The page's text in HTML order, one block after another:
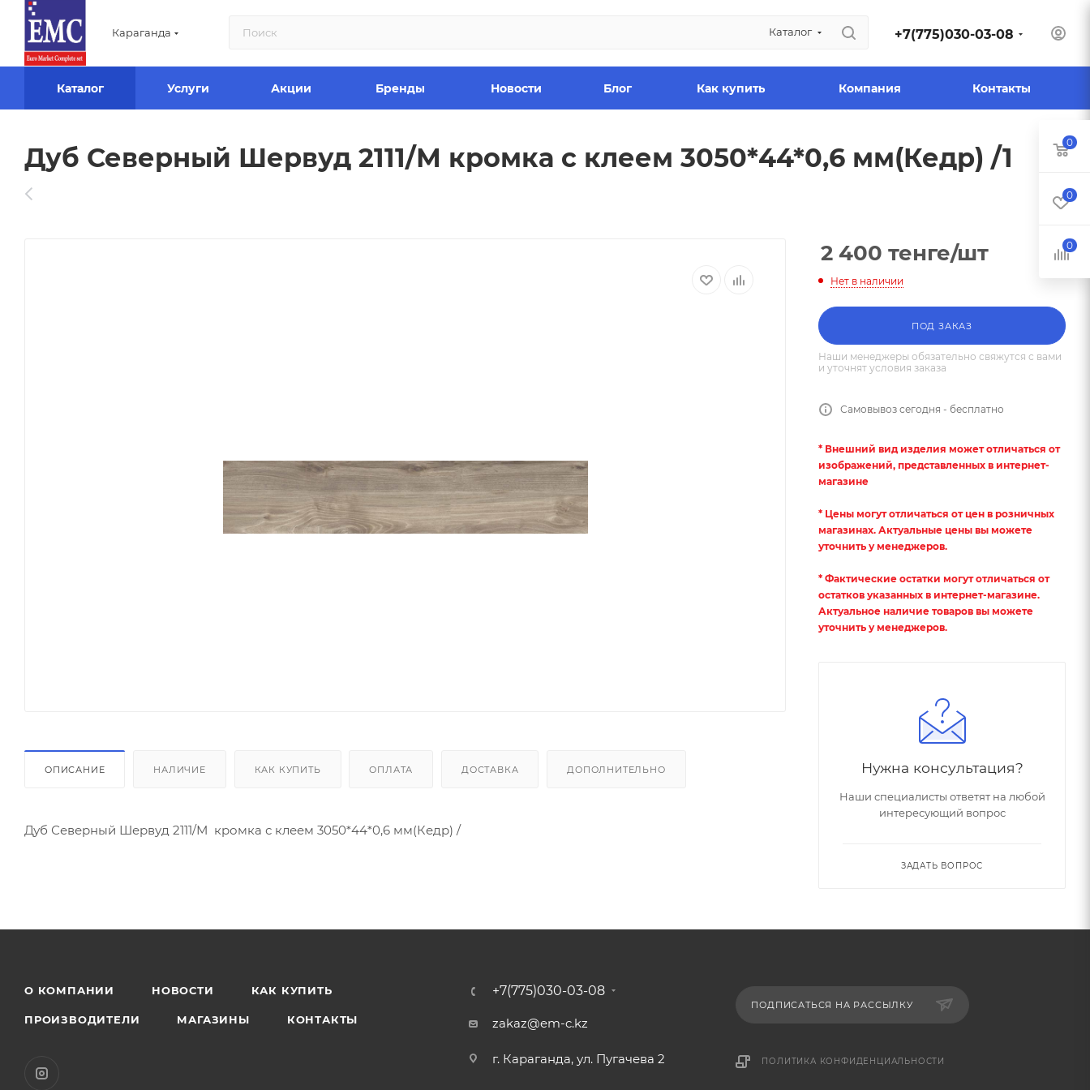
Караганда Каталог +7(775)030-03-08
Каталог Услуги Акции Бренды Новости Блог Как купить Компания Контакты
Дуб Северный Шервуд 2111/М кромка с клеем 3050*44*0,6 мм(Кедр) /1
ОПИСАНИЕ НАЛИЧИЕ КАК КУПИТЬ ОПЛАТА ДОСТАВКА ДОПОЛНИТЕЛЬНО
Дуб Северный Шервуд 2111/М кромка с клеем 3050*44*0,6 мм(Кедр) /
2 400 тенге/шт
Нет в наличии
ПОД ЗАКАЗ
Наши менеджеры обязательно свяжутся с вами
и уточнят условия заказа
Самовывоз сегодня - бесплатно
* Внешний вид изделия может отличаться от
изображений, представленных в интернет-
магазине
* Цены могут отличаться от цен в розничных
магазинах. Актуальные цены вы можете
уточнить у менеджеров.
* Фактические остатки могут отличаться от
остатков указанных в интернет-магазине.
Актуальное наличие товаров вы можете
уточнить у менеджеров.
Нужна консультация?
Наши специалисты ответят на любой
интересующий вопрос
ЗАДАТЬ ВОПРОС
О КОМПАНИИ НОВОСТИ КАК КУПИТЬ
ПРОИЗВОДИТЕЛИ МАГАЗИНЫ КОНТАКТЫ
+7(775)030-03-08
zakaz@em-c.kz
г. Караганда, ул. Пугачева 2
ПОДПИСАТЬСЯ НА РАССЫЛКУ
ПОЛИТИКА КОНФИДЕНЦИАЛЬНОСТИ
0
0
0